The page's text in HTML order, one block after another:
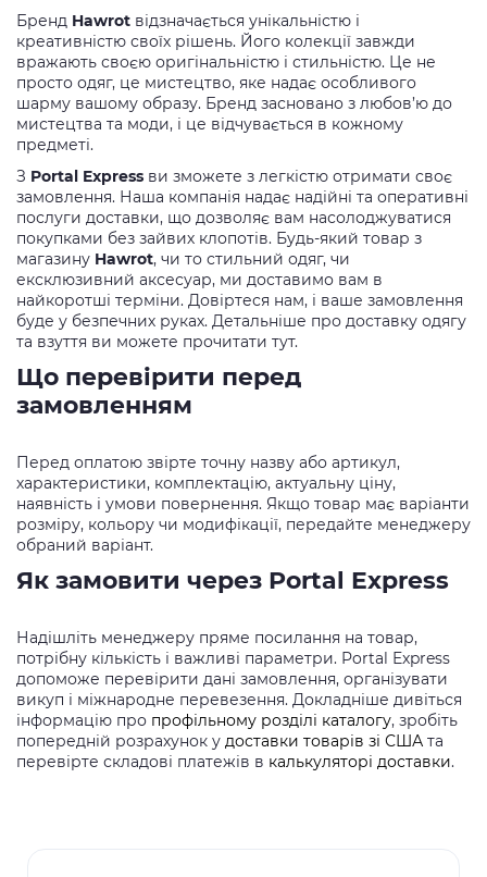
Бренд Hawrot відзначається унікальністю і
креативністю своїх рішень. Його колекції завжди
вражають своєю оригінальністю і стильністю. Це не
просто одяг, це мистецтво, яке надає особливого
шарму вашому образу. Бренд засновано з любов’ю до
мистецтва та моди, і це відчувається в кожному
предметі.
З Portal Express ви зможете з легкістю отримати своє
замовлення. Наша компанія надає надійні та оперативні
послуги доставки, що дозволяє вам насолоджуватися
покупками без зайвих клопотів. Будь-який товар з
магазину Hawrot, чи то стильний одяг, чи
ексклюзивний аксесуар, ми доставимо вам в
найкоротші терміни. Довіртеся нам, і ваше замовлення
буде у безпечних руках. Детальніше про доставку одягу
та взуття ви можете прочитати тут.
Що перевірити перед
замовленням
Перед оплатою звірте точну назву або артикул,
характеристики, комплектацію, актуальну ціну,
наявність і умови повернення. Якщо товар має варіанти
розміру, кольору чи модифікації, передайте менеджеру
обраний варіант.
Як замовити через Portal Express
Надішліть менеджеру пряме посилання на товар,
потрібну кількість і важливі параметри. Portal Express
допоможе перевірити дані замовлення, організувати
викуп і міжнародне перевезення. Докладніше дивіться
інформацію про профільному розділі каталогу, зробіть
попередній розрахунок у доставки товарів зі США та
перевірте складові платежів в калькуляторі доставки.